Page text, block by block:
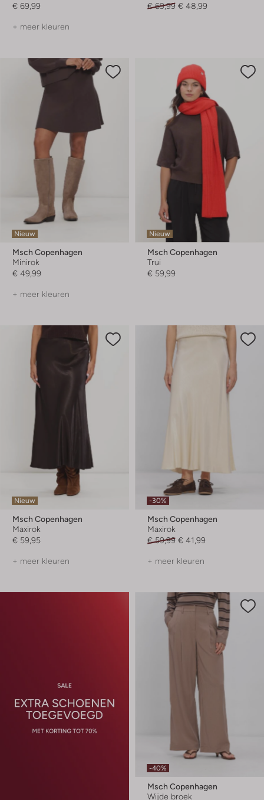
€ 69,99
+ meer kleuren
€ 69,99 € 48,99
Nieuw
Msch Copenhagen
Minirok
€ 49,99
+ meer kleuren
Nieuw
Msch Copenhagen
Trui
€ 59,99
Nieuw
Msch Copenhagen
Maxirok
€ 59,95
+ meer kleuren
-30%
Msch Copenhagen
Maxirok
€ 59,99 € 41,99
+ meer kleuren
-40%
Msch Copenhagen
Wijde broek